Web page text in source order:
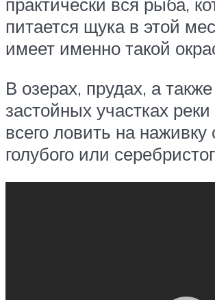
питается щука в этой
имеет именно такой
В озерах, прудах, а
застойных участках
всего ловить на наживку
голубого или